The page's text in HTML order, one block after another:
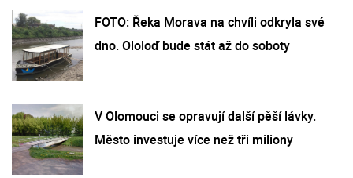
FOTO: Řeka Morava na chvíli odkryla své
dno. Ololoď bude stát až do soboty
V Olomouci se opravují další pěší lávky.
Město investuje více než tři miliony